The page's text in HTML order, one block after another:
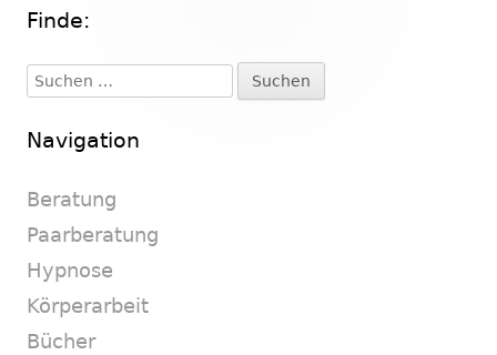
Haupt-
Seitenleiste
Finde:
Suchen
nach:
Navigation
Beratung
Paarberatung
Hypnose
Körperarbeit
Bücher